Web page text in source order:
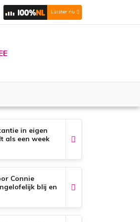
Luister nu
in eigen
als een week
Connie
blij en